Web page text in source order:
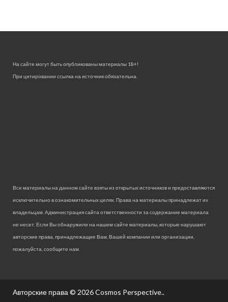
На сайте могут быть опубликованы материалы 18+!
При цитировании ссылка на источник обязательна.
Все материалы на данном сайте взяты из открытых источников и предоставляются
исключительно в ознакомительных целях. Права на материалы принадлежат их
владельцам. Администрация сайта ответственности за содержание материала
не несет. Если Вы обнаружили на нашем сайте материалы, которые нарушают
авторские права, принадлежащие Вам, Вашей компании или организации,
пожалуйста, сообщите нам.
Авторские права © 2026Cosmos Perspective..